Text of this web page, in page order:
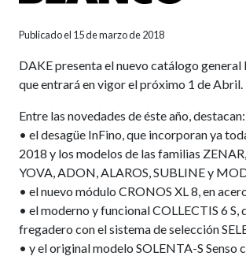
Publicado el 15 de marzo de 2018
DAKE presenta el nuevo catálogo
que entrará en vigor el próximo 1 de Abril.
Entre las novedades de éste año, destacan:
• el desagüe InFino, que incorporan ya
2018 y los modelos de las familias
YOVA, ADON, ALAROS, SUBLINE y
• el nuevo módulo CRONOS XL 8, en
• el moderno y funcional COLLECTIS 6 S,
fregadero con el sistema de selección
• y el original modelo SOLENTA-S Senso